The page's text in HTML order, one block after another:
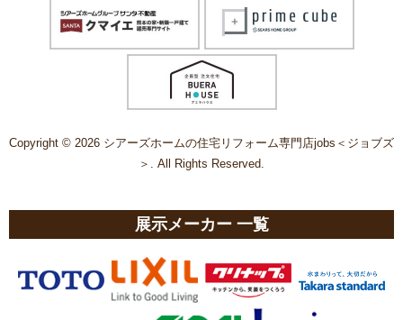
Copyright © 2026 シアーズホームの住宅リフォーム専門店jobs＜ジョブズ
＞. All Rights Reserved.
展示メーカー 一覧